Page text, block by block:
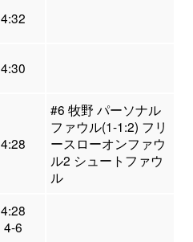
4:32
4:30
4:28
#6 牧野 パーソナル
ファウル(1-1:2) フリ
ースローオンファウ
ル2 シュートファウ
ル
4:28
4-6